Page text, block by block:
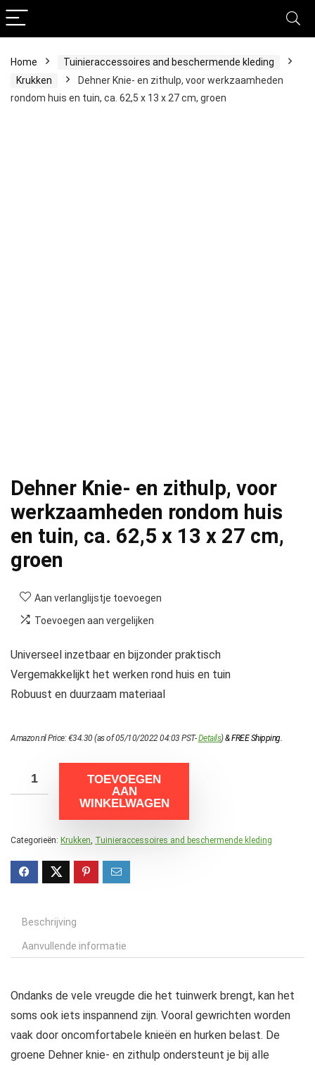
Home
Tuinieraccessoires and beschermende kleding
Krukken
Dehner Knie- en zithulp, voor werkzaamheden
rondom huis en tuin, ca. 62,5 x 13 x 27 cm, groen
Dehner Knie- en zithulp, voor
werkzaamheden rondom huis
en tuin, ca. 62,5 x 13 x 27 cm,
groen
Aan verlanglijstje toevoegen
Toevoegen aan vergelijken
Universeel inzetbaar en bijzonder praktisch
Vergemakkelijkt het werken rond huis en tuin
Robuust en duurzaam materiaal
Amazon.nl Price:€34.30(as of 05/10/2022 04:03 PST-Details)&FREE Shipping.
TOEVOEGEN
AAN
WINKELWAGEN
Categorieën: Krukken, Tuinieraccessoires and beschermende kleding
Beschrijving
Aanvullende informatie
Ondanks de vele vreugde die het tuinwerk brengt, kan het
soms ook iets inspannend zijn. Vooral gewrichten worden
vaak door oncomfortabele knieën en hurken belast. De
groene Dehner knie- en zithulp ondersteunt je bij alle